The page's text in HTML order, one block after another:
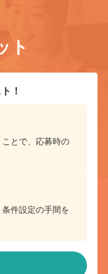
ト
！
とで、応募時の
件設定の手間を